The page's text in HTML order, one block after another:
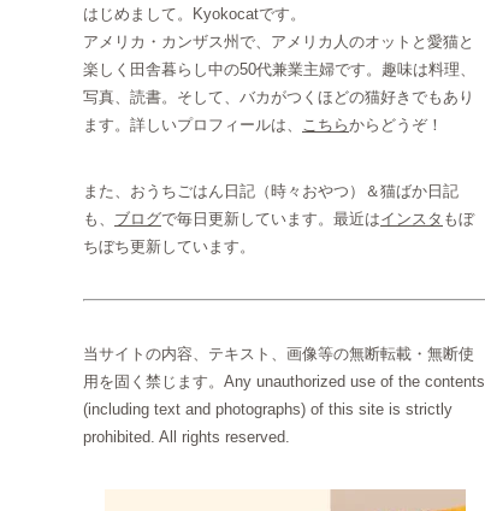
はじめまして。Kyokocatです。
アメリカ・カンザス州で、アメリカ人のオットと愛猫と
楽しく田舎暮らし中の50代兼業主婦です。趣味は料理、
写真、読書。そして、バカがつくほどの猫好きでもあり
ます。詳しいプロフィールは、
こちらからどうぞ！
また、おうちごはん日記（時々おやつ）＆猫ばか日記
も、 ブログで毎日更新しています。最近はインスタ もぼ
ちぼち更新しています。
当サイトの内容、テキスト、画像等の無断転載・無断使
用を固く禁じます。Any unauthorized use of the contents
(including text and photographs) of this site is strictly
prohibited. All rights reserved.